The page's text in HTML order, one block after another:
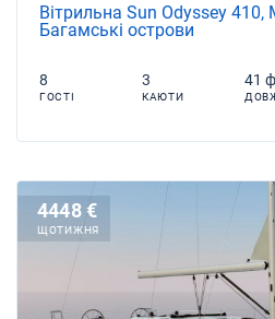
Вітрильна Sun Odyssey
Багамські острови
8
ГОСТІ
3
КАЮТИ
41
4448 €
ЩОТИЖНЯ